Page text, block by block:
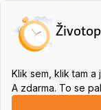
Klik sem, klik tam
A zdarma. To se